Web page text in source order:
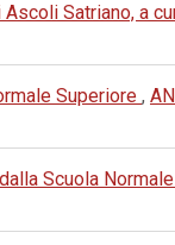
Satriano, a
Superiore ,
Scuola